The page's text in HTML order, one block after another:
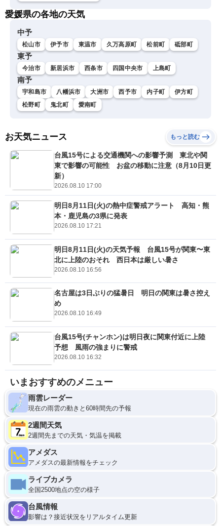
愛媛県の各地の天気
中予
松山市 伊予市 東温市 久万高原町 松前町 砥部町
東予
今治市 新居浜市 西条市 四国中央市 上島町
南予
宇和島市 八幡浜市 大洲市 西予市 内子町
伊方町
松野町
鬼北町 愛南町
お天気ニュース もっと読む
台風15号による交通機関への影響予測 東北や関
東で影響の可能性 お盆の移動に注意（8月10日更
新）
2026.08.10 17:00
明日8月11日(火)の熱中症警戒アラート 高知・熊
本・鹿児島の3県に発表
2026.08.10 17:21
明日8月11日(火)の天気予報 台風15号が関東〜東
北に上陸のおそれ 西日本は厳しい暑さ
2026.08.10 16:56
名古屋は3日ぶりの猛暑日 明日の関東は暑さ控え
め
2026.08.10 16:49
台風15号(チャンホン)は明日夜に関東付近に上陸
予想 風雨の強まりに警戒
2026.08.10 16:32
いまおすすめのメニュー
雨雲レーダー
現在の雨雲の動きと60時間先の予報
2週間天気
2週間先までの天気・気温を掲載
アメダス
アメダスの最新情報をチェック
ライブカメラ
全国2500地点の空の様子
台風情報
影響は？接近状況をリアルタイム更新